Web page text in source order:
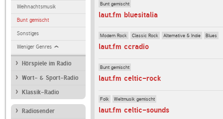
Weihnachtsmusik
Bunt gemischt
Sonstiges
Weniger Genres
Hörspiele im Radio
Wort- & Sport-Radio
Klassik-Radio
Radiosender
Bunt gemischt
laut.fm bluesitalia
Modern Rock Classic Rock Alternative & Indie Blues
laut.fm ccradio
Bunt gemischt
laut.fm celtic-rock
Folk Weltmusik gemischt
laut.fm celtic-sounds